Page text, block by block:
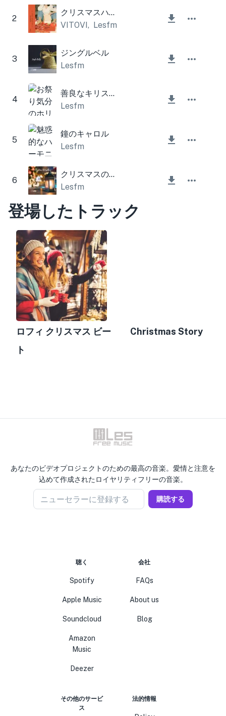
2
クリスマスハウスビーツ
VITOVI, Lesfm
3
ジングルベル
Lesfm
4
善良なキリスト教徒は喜ぶ (クリスマスの鐘)
Lesfm
5
鐘のキャロル
Lesfm
6
クリスマスの雰囲気
Lesfm
登場したトラック
ロフィ クリスマス ビー
ト
Christmas Story
あなたのビデオプロジェクトのための最高の音楽。愛情と注意を
込めて作成されたロイヤリティフリーの音楽。
ニューセラーに登録する 購読する
聴く
Spotify
Apple Music
Soundcloud
Amazon
Music
Deezer
会社
FAQs
About us
Blog
その他のサービ
ス
法的情報